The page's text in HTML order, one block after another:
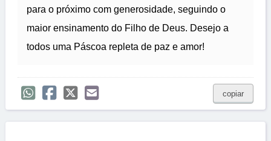
para o próximo com generosidade, seguindo o
maior ensinamento do Filho de Deus. Desejo a
todos uma Páscoa repleta de paz e amor!
copiar